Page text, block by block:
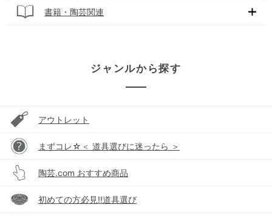
書籍・陶芸関連
ジャンルから探す
アウトレット
まずコレ☆＜ 道具選びに迷ったら ＞
陶芸.com おすすめ商品
初めての方必見!!道具選び